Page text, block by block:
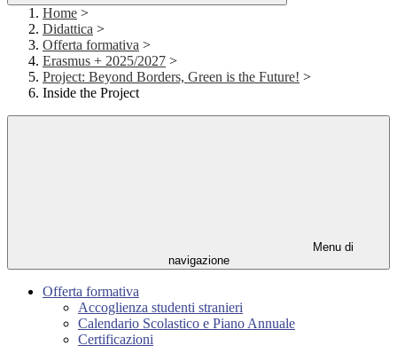
Home >
Didattica >
Offerta formativa >
Erasmus + 2025/2027 >
Project: Beyond Borders, Green is the Future! >
Inside the Project
Menu di
navigazione
Offerta formativa
Accoglienza studenti stranieri
Calendario Scolastico e Piano Annuale
Certificazioni